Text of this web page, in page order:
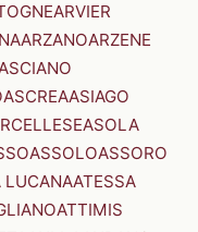
ARVIER
ARZANOARZENE
ASCREAASIAGO
ASOLA
ASSOLOASSORO
LUCANAATESSA
ATTIMIS